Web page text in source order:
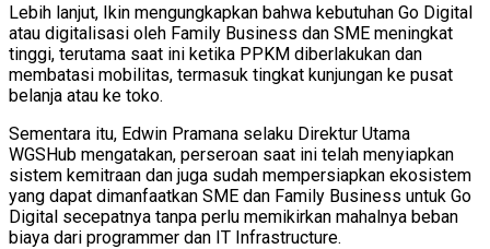
Lebih lanjut, Ikin mengungkapkan bahwa kebutuhan Go Digital
atau digitalisasi oleh Family Business dan SME meningkat
tinggi, terutama saat ini ketika PPKM diberlakukan dan
membatasi mobilitas, termasuk tingkat kunjungan ke pusat
belanja atau ke toko.
Sementara itu, Edwin Pramana selaku Direktur Utama
WGSHub mengatakan, perseroan saat ini telah menyiapkan
sistem kemitraan dan juga sudah mempersiapkan ekosistem
yang dapat dimanfaatkan SME dan Family Business untuk Go
Digital secepatnya tanpa perlu memikirkan mahalnya beban
biaya dari programmer dan IT Infrastructure.